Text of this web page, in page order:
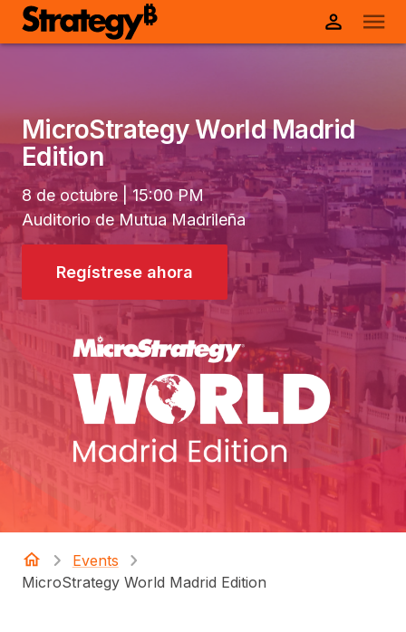
MicroStrategy World Madrid
Edition
8 de octubre | 15:00 PM
Auditorio de Mutua Madrileña
Regístrese ahora
Events
MicroStrategy World Madrid Edition